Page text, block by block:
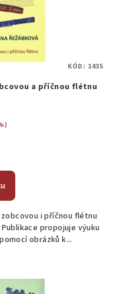
a příčnou flétnu
zobcovou i příčnou flétnu
propojuje výuku
obrázků k...
KÓD: 1435